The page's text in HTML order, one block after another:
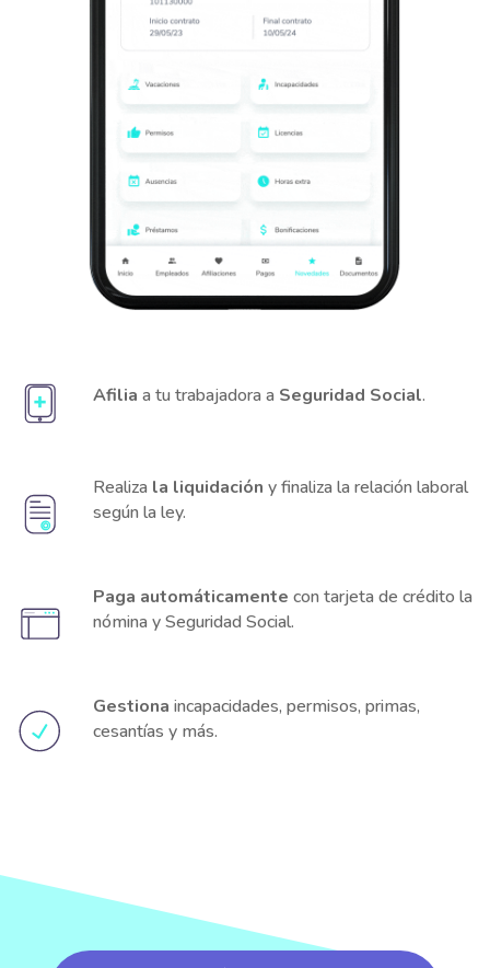
Afilia a tu trabajadora a Seguridad Social.
Realiza la liquidación y finaliza la relación laboral
según la ley.
Paga automáticamente con tarjeta de crédito la
nómina y Seguridad Social.
Gestiona incapacidades, permisos, primas,
cesantías y más.